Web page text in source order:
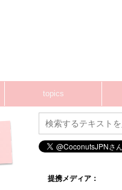
topics
提携メディア：